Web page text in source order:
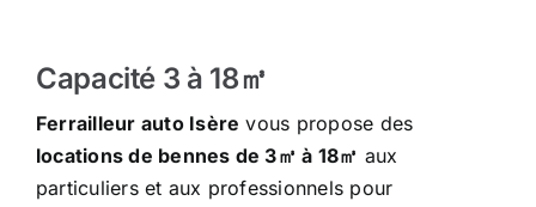
Capacité 3 à 18㎥
Ferrailleur auto Isère vous propose des
locations de bennes de 3㎥ à 18㎥ aux
particuliers et aux professionnels pour